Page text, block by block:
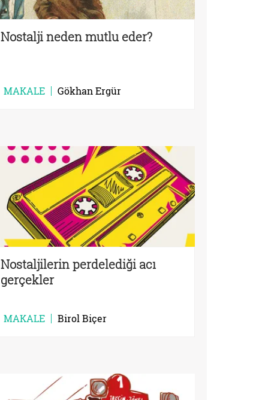
Nostalji neden mutlu eder?
MAKALE Gökhan Ergür
Nostaljilerin perdelediği acı
gerçekler
MAKALE Birol Biçer